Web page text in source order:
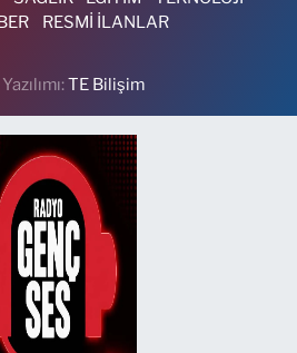
RESMİ İLANLAR
TE Bilişim